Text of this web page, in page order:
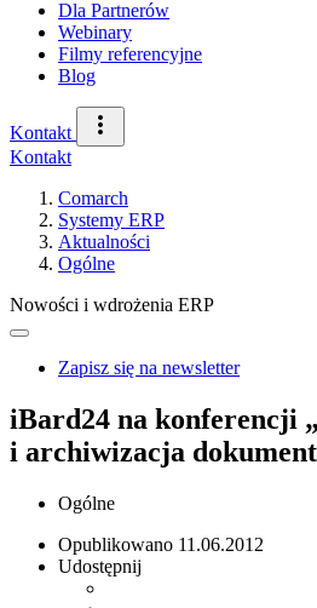
Dla Partnerów
Webinary
Filmy referencyjne
Blog
Kontakt
Kontakt
Comarch
Systemy ERP
Aktualności
Ogólne
Nowości i wdrożenia ERP
Zapisz się na newsletter
iBard24 na konferencji
i archiwizacja
Ogólne
Opublikowano 11.06.2012
Udostępnij